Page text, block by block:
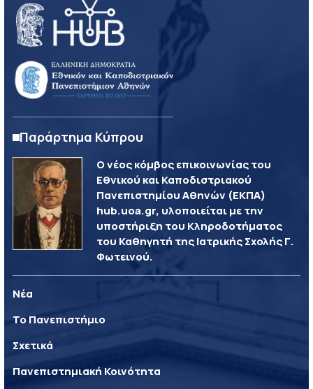
Παράρτημα Κύπρου
Ο νέος κόμβος επικοινωνίας του
Εθνικού και Καποδιστριακού
Πανεπιστημίου Αθηνών (ΕΚΠΑ)
hub.uoa.gr, υλοποιείται με την
υποστήριξη του Κληροδοτήματος
του Καθηγητή της Ιατρικής Σχολής Γ.
Φωτεινού.
Νέα
Το Πανεπιστήμιο
Σχετικά
Πανεπιστημιακή Κοινότητα